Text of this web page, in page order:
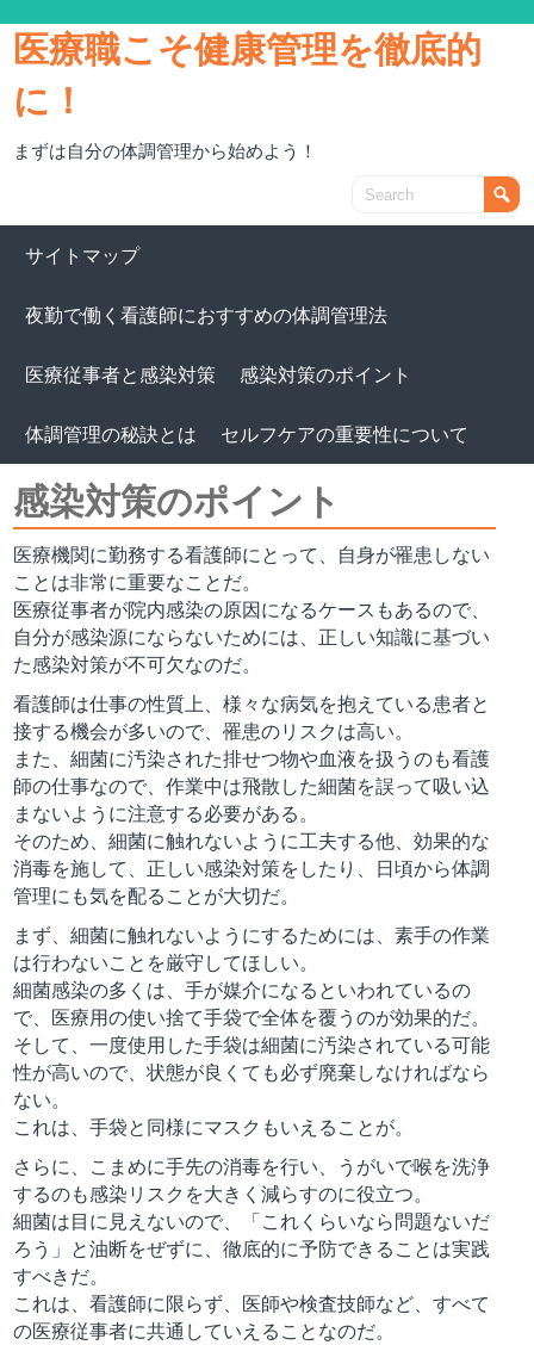
医療職こそ健康管理を徹底的
に！
まずは自分の体調管理から始めよう！
サイトマップ
夜勤で働く看護師におすすめの体調管理法
医療従事者と感染対策 感染対策のポイント
体調管理の秘訣とは セルフケアの重要性について
感染対策のポイント
医療機関に勤務する看護師にとって、自身が罹患しない
ことは非常に重要なことだ。
医療従事者が院内感染の原因になるケースもあるので、
自分が感染源にならないためには、正しい知識に基づい
た感染対策が不可欠なのだ。
看護師は仕事の性質上、様々な病気を抱えている患者と
接する機会が多いので、罹患のリスクは高い。
また、細菌に汚染された排せつ物や血液を扱うのも看護
師の仕事なので、作業中は飛散した細菌を誤って吸い込
まないように注意する必要がある。
そのため、細菌に触れないように工夫する他、効果的な
消毒を施して、正しい感染対策をしたり、日頃から体調
管理にも気を配ることが大切だ。
まず、細菌に触れないようにするためには、素手の作業
は行わないことを厳守してほしい。
細菌感染の多くは、手が媒介になるといわれているの
で、医療用の使い捨て手袋で全体を覆うのが効果的だ。
そして、一度使用した手袋は細菌に汚染されている可能
性が高いので、状態が良くても必ず廃棄しなければなら
ない。
これは、手袋と同様にマスクもいえることが。
さらに、こまめに手先の消毒を行い、うがいで喉を洗浄
するのも感染リスクを大きく減らすのに役立つ。
細菌は目に見えないので、「これくらいなら問題ないだ
ろう」と油断をぜずに、徹底的に予防できることは実践
すべきだ。
これは、看護師に限らず、医師や検査技師など、すべて
の医療従事者に共通していえることなのだ。